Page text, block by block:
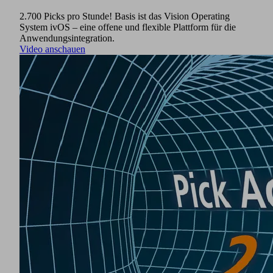
2.700 Picks pro Stunde! Basis ist das Vision Operating
System ivOS – eine offene und flexible Plattform für die
Anwendungsintegration.
Video anschauen